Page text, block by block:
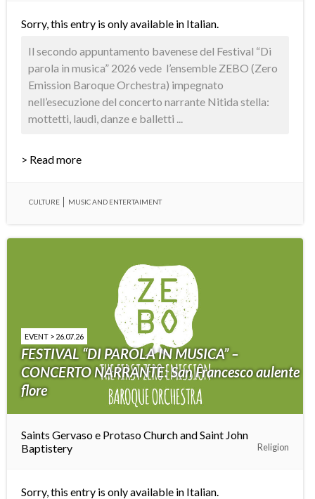
Sorry, this entry is only available in Italian.
Il secondo appuntamento bavenese del Festival “Di
parola in musica” 2026 vede l’ensemble ZEBO (Zero
Emission Baroque Orchestra) impegnato
nell’esecuzione del concerto narrante Nitida stella:
mottetti, laudi, danze e balletti ...
> Read more
CULTURE MUSIC AND ENTERTAIMENT
EVENT > 26.07.26
FESTIVAL “DI PAROLA IN MUSICA” –
CONCERTO NARRANTE: San Francesco aulente
flore
Saints Gervaso e Protaso Church and Saint John
Baptistery
Religion
Sorry, this entry is only available in Italian.